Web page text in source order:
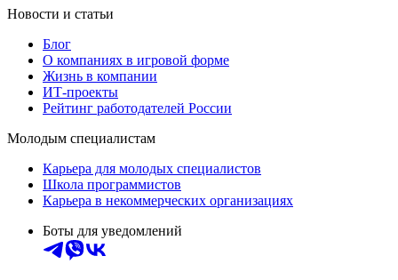
Новости и статьи
Блог
О компаниях в игровой форме
Жизнь в компании
ИТ-проекты
Рейтинг работодателей России
Молодым специалистам
Карьера для молодых специалистов
Школа программистов
Карьера в некоммерческих организациях
Боты для уведомлений